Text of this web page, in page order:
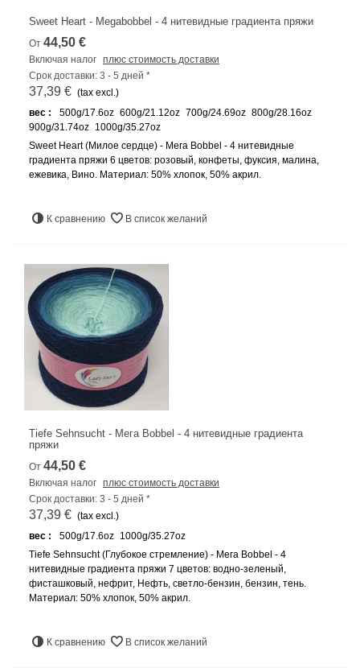
Sweet Heart - Megabobbel - 4 нитевидные градиента пряжи
От 44,50 €
Включая налог плюс стоимость доставки
Срок доставки: 3 - 5 дней *
37,39 € (tax excl.)
вес :
500g/17.6oz 600g/21.12oz 700g/24.69oz 800g/28.16oz
900g/31.74oz 1000g/35.27oz
Sweet Heart (Милое сердце) - Мега Bobbel - 4 нитевидные
градиента пряжи 6 цветов: розовый, конфеты, фуксия, малина,
ежевика, Вино. Материал: 50% хлопок, 50% акрил.
К сравнению В список желаний
Tiefe Sehnsucht - Мега Bobbel - 4 нитевидные градиента
пряжи
От 44,50 €
Включая налог плюс стоимость доставки
Срок доставки: 3 - 5 дней *
37,39 € (tax excl.)
вес :
500g/17.6oz 1000g/35.27oz
Tiefe Sehnsucht (Глубокое стремление) - Мега Bobbel - 4
нитевидные градиента пряжи 7 цветов: водно-зеленый,
фисташковый, нефрит, Нефть, светло-бензин, бензин, тень.
Материал: 50% хлопок, 50% акрил.
К сравнению В список желаний